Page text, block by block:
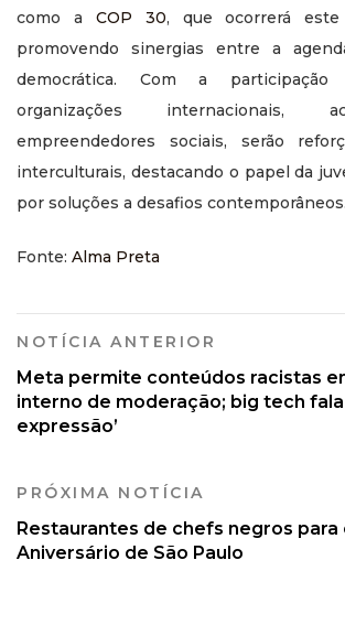
como a COP 30, que ocorrerá
promovendo sinergias entre a
democrática. Com a participação
organizações internacionais,
empreendedores sociais, serão
interculturais, destacando o papel da
por soluções a desafios contemporâneos.
Fonte: Alma Preta
NOTÍCIA ANTERIOR
Meta permite conteúdos racistas
interno de moderação; big tech fala
expressão’
PRÓXIMA NOTÍCIA
Restaurantes de chefs negros para
Aniversário de São Paulo